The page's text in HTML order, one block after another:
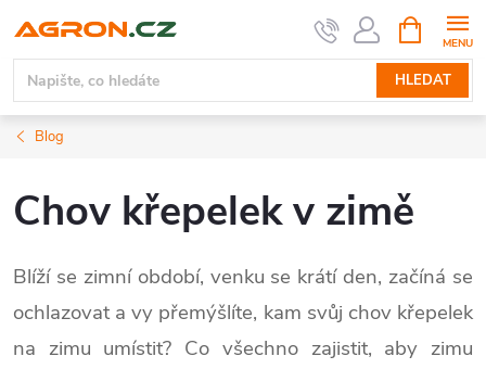
na
obsah
HLEDAT
NÁKUPNÍ
KOŠÍK
Blog
Chov křepelek v zimě
Blíží se zimní období, venku se krátí den, začíná se
ochlazovat a vy přemýšlíte, kam svůj chov křepelek
na zimu umístit? Co všechno zajistit, aby zimu